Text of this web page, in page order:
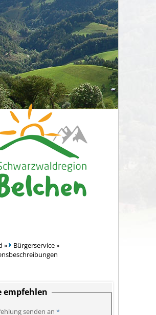
» Bürgerservice»
empfehlen
senden an *